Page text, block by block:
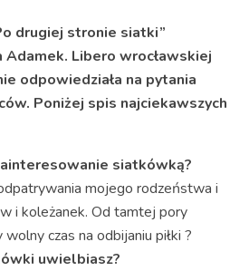
drugiej stronie siatki”
Libero wrocławskiej
odpowiedziała na pytania
Poniżej spis najciekawszych
siatkówką?
mojego rodzeństwa i
i koleżanek. Od tamtej pory
wolny czas na odbijaniu piłki ?
uwielbiasz?